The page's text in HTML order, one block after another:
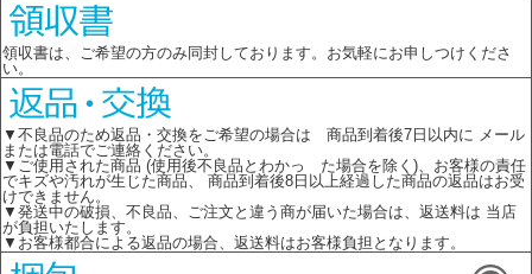
領収書は、ご希望の方のみ同封しております。お気軽にお申しつけくださ
い。
▼不良品のため返品・交換をご希望の場合は 商品到着後7日以内に メール
または電話でご連絡ください。
▼ご使用された商品 (使用後不良品とわかっ た場合を除く)、お客様の責任
でキズや汚れが生じた商品、 商品到着後8日以上経過した商品の返品はお受
けできません。
▼発送中の破損、不良品、ご注文と違う商が届いた場合は、返送料は 当店
が負担いたします。
▼お客様都合による返品の場合、返送料はお客様負担となります。